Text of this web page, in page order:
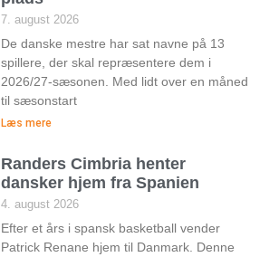
7. august 2026
De danske mestre har sat navne på 13
spillere, der skal repræsentere dem i
2026/27-sæsonen. Med lidt over en måned
til sæsonstart
Læs mere
Randers Cimbria henter
dansker hjem fra Spanien
4. august 2026
Efter et års i spansk basketball vender
Patrick Renane hjem til Danmark. Denne